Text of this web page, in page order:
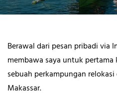
Berawal dari pesan pribadi via
membawa saya untuk
sebuah perkampungan
Makassar.